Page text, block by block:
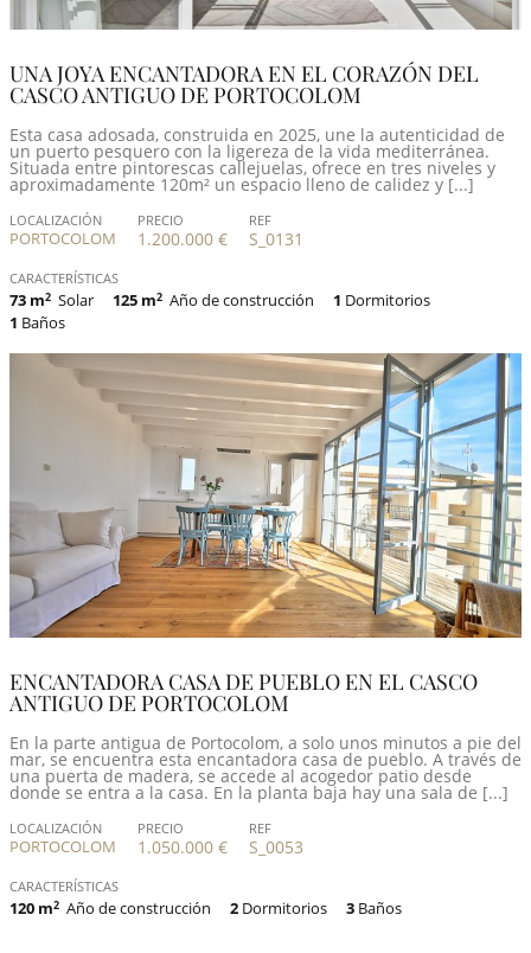
UNA JOYA ENCANTADORA EN EL CORAZÓN DEL
CASCO ANTIGUO DE PORTOCOLOM
Esta casa adosada, construida en 2025, une la autenticidad de
un puerto pesquero con la ligereza de la vida mediterránea.
Situada entre pintorescas callejuelas, ofrece en tres niveles y
aproximadamente 120m² un espacio lleno de calidez y [...]
LOCALIZACIÓN
PORTOCOLOM
PRECIO
1.200.000 €
REF
S_0131
CARACTERÍSTICAS
73 m2 Solar 125 m2 Año de construcción 1 Dormitorios
1 Baños
ENCANTADORA CASA DE PUEBLO EN EL CASCO
ANTIGUO DE PORTOCOLOM
En la parte antigua de Portocolom, a solo unos minutos a pie del
mar, se encuentra esta encantadora casa de pueblo. A través de
una puerta de madera, se accede al acogedor patio desde
donde se entra a la casa. En la planta baja hay una sala de [...]
LOCALIZACIÓN
PORTOCOLOM
PRECIO
1.050.000 €
REF
S_0053
CARACTERÍSTICAS
120 m2 Año de construcción 2 Dormitorios 3 Baños